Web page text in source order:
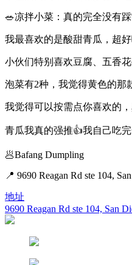
🥗凉拌小菜：真的完全没有
我最喜欢的是酸甜青瓜，超好
小伙们特别喜欢豆腐、五香
泡菜有2种，我觉得黄色的那
我觉得可以按需点你喜欢的
青瓜我真的强推👍我自己吃
🥟Bafang Dumpling
📍 9690 Reagan Rd ste 104,
地址
9690 Reagan Rd ste 104, San